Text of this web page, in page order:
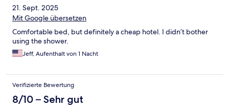
21. Sept. 2025
Mit Google übersetzen
Comfortable bed, but definitely a cheap hotel. I didn’t bother
using the shower.
Jeff, Aufenthalt von 1 Nacht
Verifizierte Bewertung
8/10 – Sehr gut